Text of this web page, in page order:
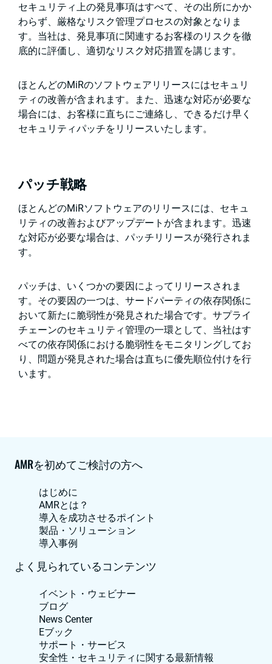
セキュリティ上の発見事項はすべて、その出所にかか
わらず、厳格なリスク管理プロセスの対象となりま
す。当社は、発見事項に関連するお客様のリスクを徹
底的に評価し、適切なリスク対応措置を講じます。
ほとんどのMiRのソフトウェアリリースにはセキュリ
ティの改善が含まれます。また、迅速な対応が必要な
場合には、お客様に直ちにご連絡し、できるだけ早く
セキュリティパッチをリリースいたします。
パッチ戦略
ほとんどのMiRソフトウェアのリリースには、セキュ
リティの改善およびアップデートが含まれます。迅速
な対応が必要な場合は、パッチリリースが発行されま
す。
パッチは、いくつかの要因によってリリースされま
す。その要因の一つは、サードパーティの依存関係に
おいて新たに脆弱性が発見された場合です。サプライ
チェーンのセキュリティ管理の一環として、当社はす
べての依存関係における脆弱性をモニタリングしてお
り、問題が発見された場合は直ちに優先順位付けを行
います。
AMRを初めてご検討の方へ
はじめに
AMRとは？
導入を成功させるポイント
製品・ソリューション
導入事例
よく見られているコンテンツ
イベント・ウェビナー
ブログ
News Center
Eブック
サポート・サービス
安全性・セキュリティに関する最新情報